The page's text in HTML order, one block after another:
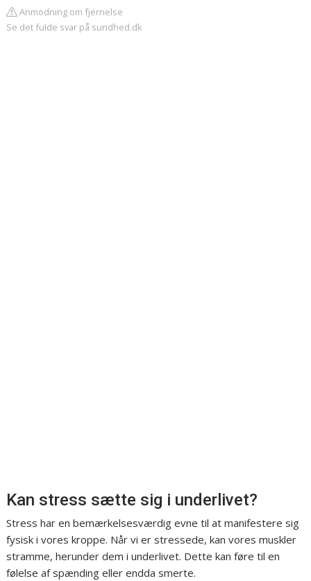
Anmodning om fjernelse
Se det fulde svar på sundhed.dk
Kan stress sætte sig i underlivet?
Stress har en bemærkelsesværdig evne til at manifestere sig
fysisk i vores kroppe. Når vi er stressede, kan vores muskler
stramme, herunder dem i underlivet. Dette kan føre til en
følelse af spænding eller endda smerte.